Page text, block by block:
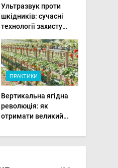
Ультразвук проти
шкідників: сучасні
технології захисту
господарствах
ПРАКТИКИ
Вертикальна ягідна
революція: як
отримати великий
мінімальній площі